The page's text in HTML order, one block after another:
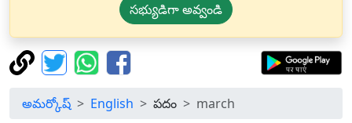
సభ్యుడిగా అవ్వండి
అమర్కోష్ English పదం march